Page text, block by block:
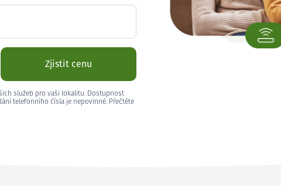
Zjistit cenu
služeb pro vaši lokalitu. Dostupnost
telefonního čísla je nepovinné. Přečtěte